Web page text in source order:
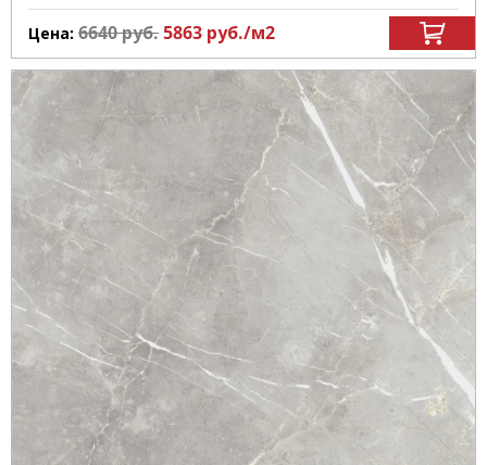
Цена: 6640руб.5863 руб./м2